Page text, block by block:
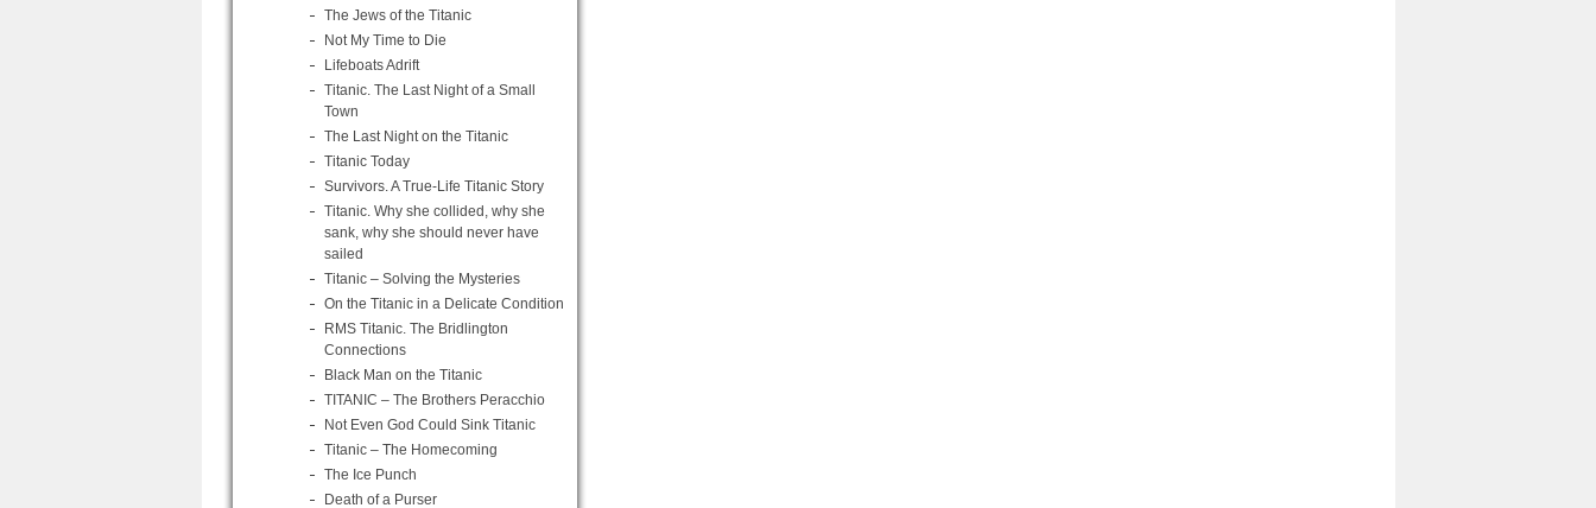
The Jews of the Titanic
Not My Time to Die
Lifeboats Adrift
Titanic. The Last Night of a Small
Town
The Last Night on the Titanic
Titanic Today
Survivors. A True-Life Titanic Story
Titanic. Why she collided, why she
sank, why she should never have
sailed
Titanic – Solving the Mysteries
On the Titanic in a Delicate Condition
RMS Titanic. The Bridlington
Connections
Black Man on the Titanic
TITANIC – The Brothers Peracchio
Not Even God Could Sink Titanic
Titanic – The Homecoming
The Ice Punch
Death of a Purser